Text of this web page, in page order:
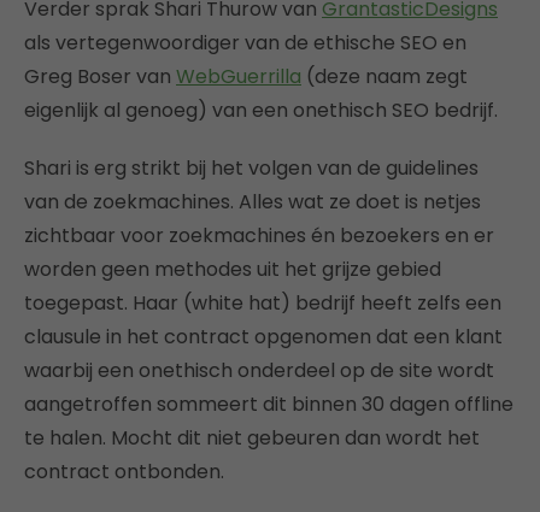
Verder sprak Shari Thurow van GrantasticDesigns
als vertegenwoordiger van de ethische SEO en
Greg Boser van WebGuerrilla (deze naam zegt
eigenlijk al genoeg) van een onethisch SEO bedrijf.
Shari is erg strikt bij het volgen van de guidelines
van de zoekmachines. Alles wat ze doet is netjes
zichtbaar voor zoekmachines én bezoekers en er
worden geen methodes uit het grijze gebied
toegepast. Haar (white hat) bedrijf heeft zelfs een
clausule in het contract opgenomen dat een klant
waarbij een onethisch onderdeel op de site wordt
aangetroffen sommeert dit binnen 30 dagen offline
te halen. Mocht dit niet gebeuren dan wordt het
contract ontbonden.